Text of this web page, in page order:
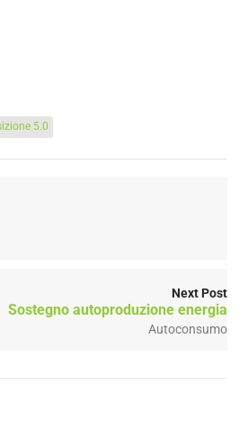
5.0
Next Post
Sostegno autoproduzione energia
Autoconsumo